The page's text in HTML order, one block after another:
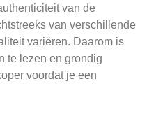
van de
van verschillende
variëren. Daarom is
te lezen en grondig
voordat je een